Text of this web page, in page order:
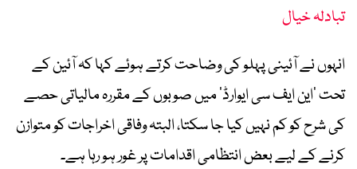
تبادلہ خیال
انہوں نے آئینی پہلو کی وضاحت کرتے ہوئے کہا کہ آئین کے
تحت ’این ایف سی ایوارڈ‘ میں صوبوں کے مقررہ مالیاتی حصے
کی شرح کو کم نہیں کیا جا سکتا، البتہ وفاقی اخراجات کو متوازن
کرنے کے لیے بعض انتظامی اقدامات پر غور ہو رہا ہے۔